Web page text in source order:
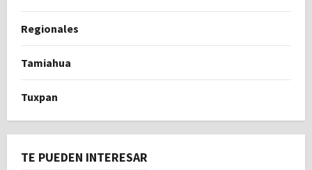
Regionales
Tamiahua
Tuxpan
TE PUEDEN INTERESAR